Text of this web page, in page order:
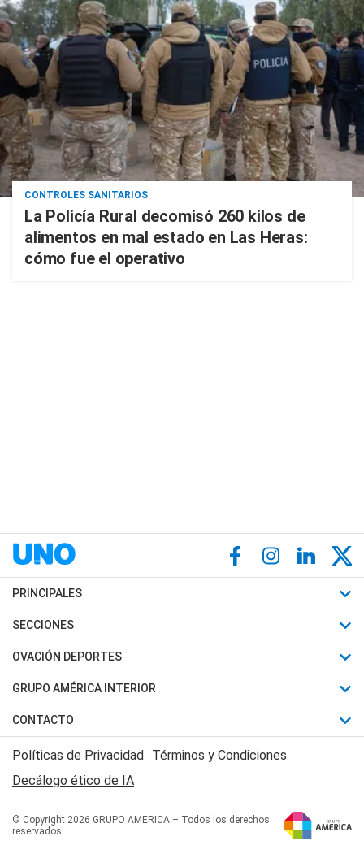
CONTROLES SANITARIOS
La Policía Rural decomisó 260 kilos de
alimentos en mal estado en Las Heras:
cómo fue el operativo
PRINCIPALES
Últimas Noticias
Política
Judiciales
Economia
SECCIONES
Horóscopo
Motores
Trucos caseros
Series y Películas
Edictos y Solicitadas
OVACIÓN DEPORTES
Fútbol
Mundial
Automovilismo
Rugby
Básquet
GRUPO AMÉRICA INTERIOR
Canal 7 en Vivo
San Juan 8
CONTACTO
Acerca de Nosotros
Contactanos
Políticas de Privacidad Términos y Condiciones
Decálogo ético de IA
© Copyright 2026 GRUPO AMERICA – Todos los derechos
reservados